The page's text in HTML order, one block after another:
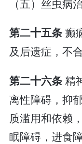
（五）丝虫病
第二十五条癫
及后遗症，不合
第二十六条精
离性障碍，抑
质滥用和依赖
眠障碍，进食